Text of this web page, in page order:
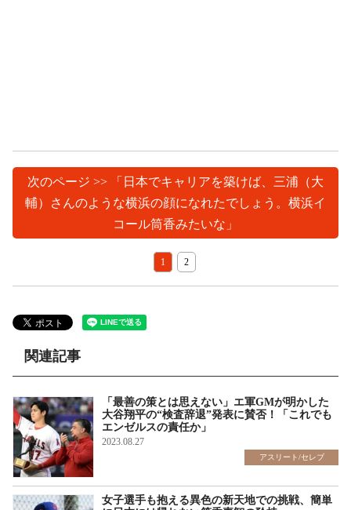
次のページ >> 「日本でキャリアを築けば、三浦（大
輔）さんのような横浜の顔になれたでしょう。横浜イ
コール筒香みたいな」
1 2
関連記事
「最善の策とは思えない」エ軍GMが明かした
大谷翔平の“検査辞退”発表に賛否！「これでも
エンゼルスの責任か」
2023.08.27
アスリート/セレブ
女子選手も抱える異色の新天地での挑戦、簡単